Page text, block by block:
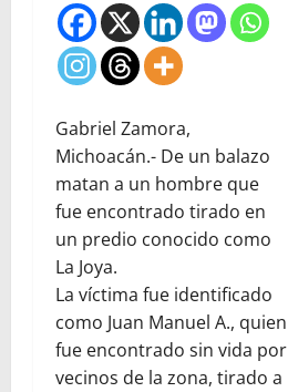
Gabriel Zamora,
Michoacán.- De un balazo
matan a un hombre que
fue encontrado tirado en
un predio conocido como
La Joya.
La víctima fue identificado
como Juan Manuel A., quien
fue encontrado sin vida por
vecinos de la zona, tirado a